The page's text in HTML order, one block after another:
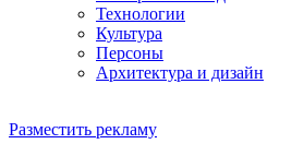
Технологии
Культура
Персоны
Архитектура и дизайн
Разместить рекламу